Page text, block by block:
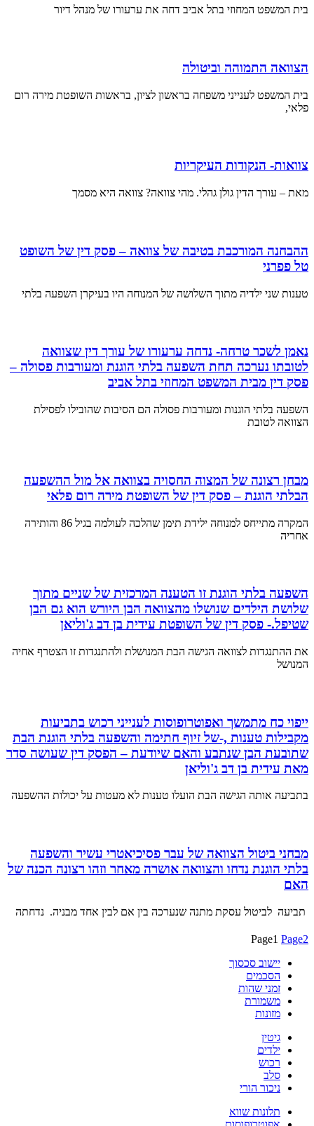
בית המשפט המחוזי בתל אביב דחה את ערעורו של מנהל דיור
הצוואה התמוהה וביטולה
בית המשפט לענייני משפחה בראשון לציון, בראשות השופטת מירה רום
פלאי,
צוואות- הנקודות העיקריות
מאת – עורך הדין גולן גהלי. מהי צוואה? צוואה היא מסמך
ההבחנה המורכבת בטיבה של צוואה – פסק דין של השופט
טל פפרני
טענות שני ילדיה מתוך השלושה של המנוחה היו בעיקרן השפעה בלתי
נאמן לשכר טרחה- נדחה ערעורו של עורך דין שצוואה
לטובתו נערכה תחת השפעה בלתי הוגנת ומעורבות פסולה –
פסק דין מבית המשפט המחוזי בתל אביב
השפעה בלתי הוגנות ומעורבות פסולה הם הסיבות שהובילו לפסילת
הצוואה לטובת
מבחן רצונה של המצוה החסויה בצוואה אל מול ההשפעה
הבלתי הוגנת – פסק דין של השופטת מירה רום פלאי
המקרה מתייחס למנוחה ילידת תימן שהלכה לעולמה בגיל 86 והותירה
אחריה
השפעה בלתי הוגנת זו הטענה המרכזית של שניים מתוך
שלושת הילדים שנושלו מהצוואה הבן היורש הוא גם הבן
שטיפל.- פסק דין של השופטת עידית בן דב ג'וליאן
את ההתנגדות לצוואה הגישה הבת המנושלת ולהתנגדות זו הצטרף אחיה
המנושל
ייפוי כח מתמשך ואפוטרופוסות לענייני רכוש בתביעות
מקבילות טענות ,-של זיוף חתימה והשפעה בלתי הוגנת הבת
שתובעת הבן שנתבע והאם שיודעת – הפסק דין שעושה סדר
מאת עידית בן דב ג'וליאן
בתביעה אותה הגישה הבת הועלו טענות לא מעטות על יכולות ההשפעה
מבחני ביטול הצוואה של עבר פסיכיאטרי עשיר והשפעה
בלתי הוגנת נדחו והצוואה אושרה מאחר וזהו רצונה הכנה של
האם
תביעה לביטול עסקת מתנה שנערכה בין אם לבין אחד מבניה. נדחתה
Page1 Page2
יישוב סכסוך
הסכמים
זמני שהות
משמורת
מזונות
גיטין
ילדים
רכוש
סלב
ניכור הורי
תלונות שווא